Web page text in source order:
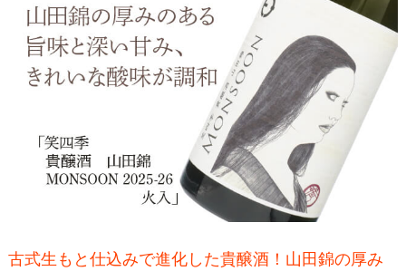
古式生もと仕込みで進化した貴醸酒！山田錦の厚み